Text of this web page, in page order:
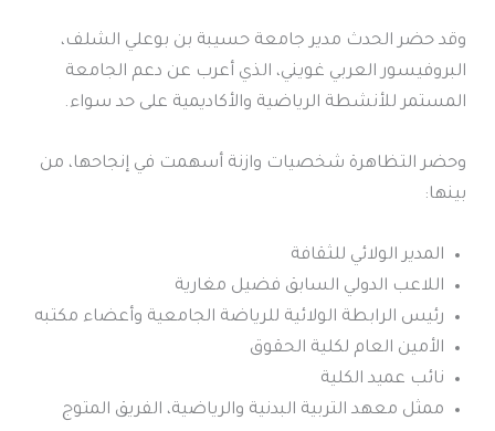
وقد حضر الحدث مدير جامعة حسيبة بن بوعلي الشلف،
البروفيسور العربي غويني، الذي أعرب عن دعم الجامعة
المستمر للأنشطة الرياضية والأكاديمية على حد سواء.
وحضر التظاهرة شخصيات وازنة أسهمت في إنجاحها، من
بينها:
المدير الولائي للثقافة
اللاعب الدولي السابق فضيل مغارية
رئيس الرابطة الولائية للرياضة الجامعية وأعضاء مكتبه
الأمين العام لكلية الحقوق
نائب عميد الكلية
ممثل معهد التربية البدنية والرياضية، الفريق المتوج